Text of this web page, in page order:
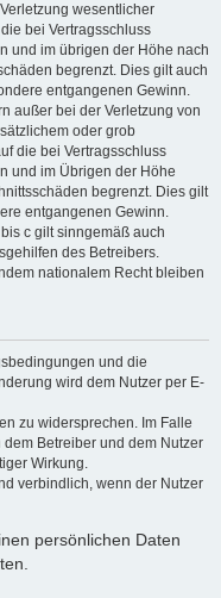
wesentlicher
bei Vertragsschluss
und im übrigen der Höhe nach
begrenzt. Dies gilt auch
entgangenen Gewinn.
außer bei der Verletzung von
oder grob
die bei Vertragsschluss
und im Übrigen der Höhe
begrenzt. Dies gilt
entgangenen Gewinn.
c gilt sinngemäß auch
des Betreibers.
nationalem Recht bleiben
und die
wird dem Nutzer per E-
zu widersprechen. Im Falle
Betreiber und dem Nutzer
Wirkung.
verbindlich, wenn der Nutzer
persönlichen Daten